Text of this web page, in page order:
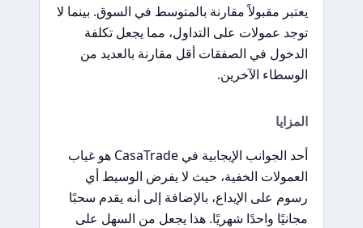
يعتبر مقبولاً مقارنة بالمتوسط في السوق. بينما لا
توجد عمولات على التداول، مما يجعل تكلفة
الدخول في الصفقات أقل مقارنة بالعديد من
الوسطاء الآخرين.
المزايا
أحد الجوانب الإيجابية في CasaTrade هو غياب
العمولات الخفية، حيث لا يفرض الوسيط أي
رسوم على الإيداع، بالإضافة إلى أنه يقدم سحبًا
مجانيًا واحدًا شهريًا. هذا يجعل من السهل على